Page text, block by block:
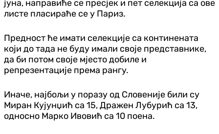
јуна, направиће се пресјек и пет селекција са ове
листе пласираће се у Париз.
Предност ће имати селекције са континената
који до тада не буду имали своје представнике,
да би потом своје мјесто добиле и
репрезентације према рангу.
Иначе, најбољи у поразу од Словеније били су
Миран Кујунџић са 15, Дражен Лубурић са 13,
односно Марко Ивовић са 10 поена.